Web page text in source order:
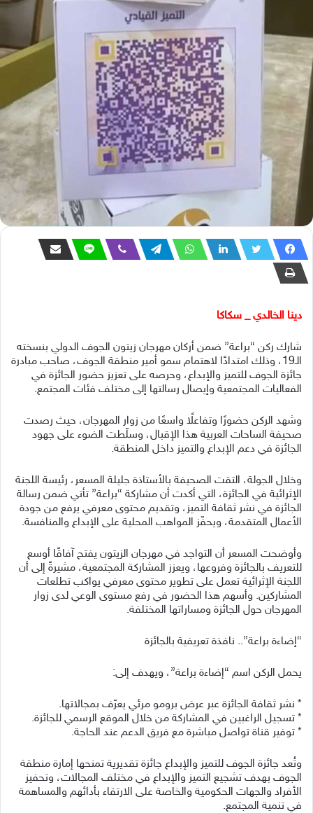
دينا الخالدي _ سكاكا
شارك ركن “براعة” ضمن أركان مهرجان زيتون الجوف الدولي بنسخته
الـ19، وذلك امتدادًا لاهتمام سمو أمير منطقة الجوف، صاحب مبادرة
جائزة الجوف للتميز والإبداع، وحرصه على تعزيز حضور الجائزة في
الفعاليات المجتمعية وإيصال رسالتها إلى مختلف فئات المجتمع.
وشهد الركن حضورًا وتفاعلًا واسعًا من زوار المهرجان، حيث رصدت
صحيفة الساحات العربية هذا الإقبال، وسلّطت الضوء على جهود
الجائزة في دعم الإبداع والتميز داخل المنطقة.
وخلال الجولة، التقت الصحيفة بالأستاذة جليلة المسعر، رئيسة اللجنة
الإثرائية في الجائزة، التي أكدت أن مشاركة “براعة” تأتي ضمن رسالة
الجائزة في نشر ثقافة التميز، وتقديم محتوى معرفي يرفع من جودة
الأعمال المتقدمة، ويحفّز المواهب المحلية على الإبداع والمنافسة.
وأوضحت المسعر أن التواجد في مهرجان الزيتون يفتح آفاقًا أوسع
للتعريف بالجائزة وفروعها، ويعزز المشاركة المجتمعية، مشيرةً إلى أن
اللجنة الإثرائية تعمل على تطوير محتوى معرفي يواكب تطلعات
المشاركين. وأسهم هذا الحضور في رفع مستوى الوعي لدى زوار
المهرجان حول الجائزة ومساراتها المختلفة.
“إضاءة براعة”.. نافذة تعريفية بالجائزة
يحمل الركن اسم “إضاءة براعة”، ويهدف إلى:
* نشر ثقافة الجائزة عبر عرض برومو مرئي يعرّف بمجالاتها.
* تسجيل الراغبين في المشاركة من خلال الموقع الرسمي للجائزة.
* توفير قناة تواصل مباشرة مع فريق الدعم عند الحاجة.
وتُعد جائزة الجوف للتميز والإبداع جائزة تقديرية تمنحها إمارة منطقة
الجوف بهدف تشجيع التميز والإبداع في مختلف المجالات، وتحفيز
الأفراد والجهات الحكومية والخاصة على الارتقاء بأدائهم والمساهمة
في تنمية المجتمع.